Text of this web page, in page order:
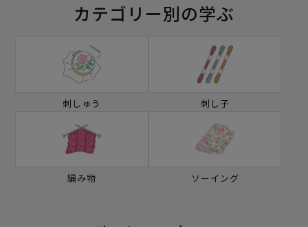
カテゴリー別の学ぶ
刺しゅう 刺し子
編み物 ソーイング